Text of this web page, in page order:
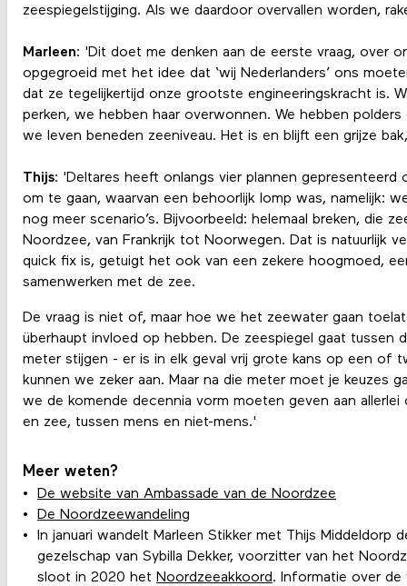
zeespiegelstijging. Als we daardoor overvallen worden,
Marleen: 'Dit doet me denken aan de eerste vraag, over
opgegroeid met het idee dat ‘wij Nederlanders’ ons
dat ze tegelijkertijd onze grootste engineeringskracht is.
perken, we hebben haar overwonnen. We hebben
we leven beneden zeeniveau. Het is en blijft een grijze
Thijs: 'Deltares heeft onlangs vier plannen gepresenteerd
om te gaan, waarvan een behoorlijk lomp was, namelijk:
nog meer scenario’s. Bijvoorbeeld: helemaal breken, die
Noordzee, van Frankrijk tot Noorwegen. Dat is natuurlijk
quick fix is, getuigt het ook van een zekere hoogmoed,
samenwerken met de zee.
De vraag is niet of, maar hoe we het zeewater gaan
überhaupt invloed op hebben. De zeespiegel gaat tussen
meter stijgen - er is in elk geval vrij grote kans op een of
kunnen we zeker aan. Maar na die meter moet je keuzes
we de komende decennia vorm moeten geven aan allerlei
en zee, tussen mens en niet-mens.'
Meer weten?
De website van Ambassade van de Noordzee
De Noordzeewandeling
In januari wandelt Marleen Stikker met Thijs Middeldorp
gezelschap van Sybilla Dekker, voorzitter van het
sloot in 2020 het Noordzeeakkoord. Informatie over de